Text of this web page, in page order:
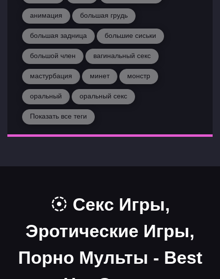
анимация большая грудь
большая задница большие сиськи
большой член вагинальный секс
мастурбация минет монстр
оральный оральный секс
Показать все теги
Секс Игры,
Эротические Игры,
Порно Мульты - Best